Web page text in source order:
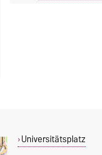
Universitätsplatz